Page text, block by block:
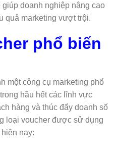
doanh nghiệp nâng cao
quả marketing vượt trội.
phổ biến
một công cụ marketing phổ
hầu hết các lĩnh vực
hàng và thúc đẩy doanh số
loại voucher được sử dụng
nay: